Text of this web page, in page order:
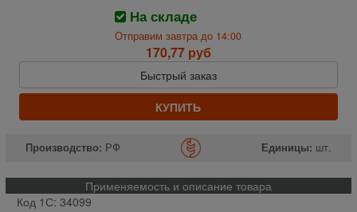
На складе
Отправим завтра до 14:00
170,77 руб
Быстрый заказ
КУПИТЬ
Производство: РФ Единицы: шт.
Применяемость и описание товара
Код 1С: 34099